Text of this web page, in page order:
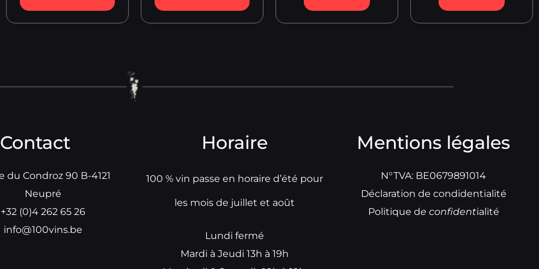
Contact
du Condroz 90 B-4121
Neupré
+32 (0)4 262 65 26
info@100vins.be
Horaire
100 % vin passe en horaire d’été pour
les mois de juillet et août
Lundi fermé
Mardi à Jeudi 13h à 19h
Mentions légales
N°TVA: BE0679891014
Déclaration de condidentialité
Politique de confidentialité